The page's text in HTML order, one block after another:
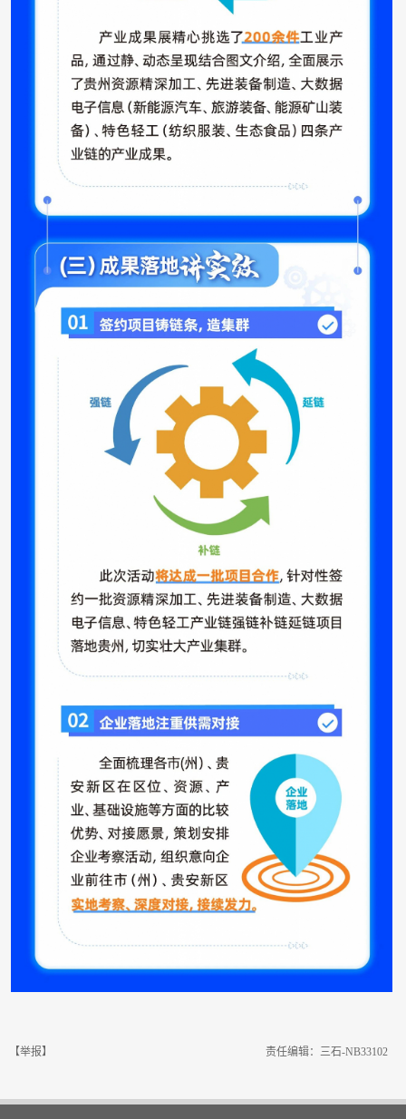
【举报】 责任编辑：三石-NB33102